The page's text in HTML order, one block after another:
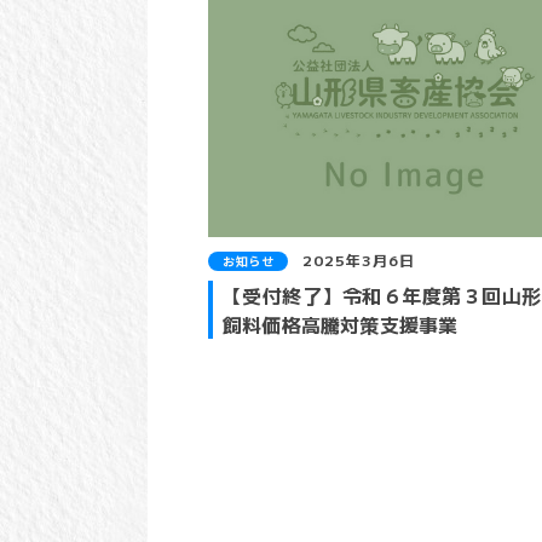
お知らせ 2025年3月6日
【受付終了】令和６年度第３回山
飼料価格高騰対策支援事業